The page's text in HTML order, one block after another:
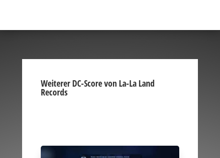
Weiterer DC-Score von La-La Land
Records